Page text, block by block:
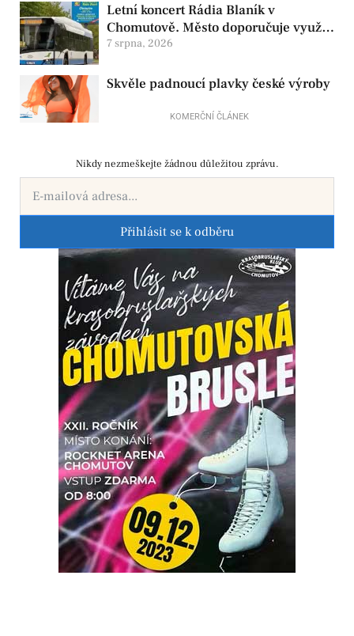
Letní koncert Rádia Blaník v
Chomutově. Město doporučuje využít
MHD
7 srpna, 2026
Skvěle padnoucí plavky české výroby
KOMERČNÍ ČLÁNEK
Nikdy nezmeškejte žádnou důležitou zprávu.
Přihlásit se k odběru